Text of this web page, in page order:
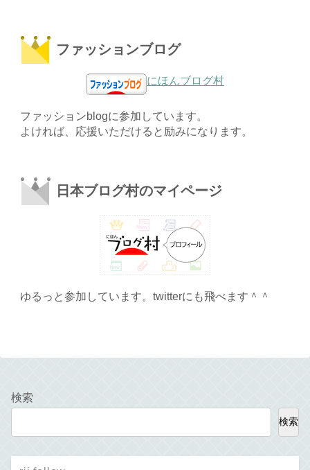
ファッションブログ
にほんブログ村
ファッションblogに参加しています。
よければ、応援いただけると励みになります。
日本ブログ村のマイページ
ゆるっと参加しています。twitterにも飛べます＾＾
検索
検索